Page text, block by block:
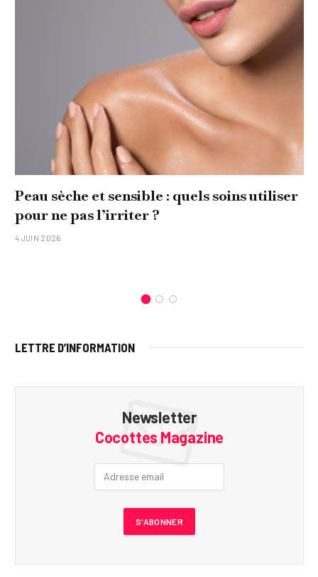
Peau sèche et sensible : quels soins utiliser
pour ne pas l’irriter ?
4 JUIN 2026
LETTRE D’INFORMATION
Newsletter
Cocottes Magazine